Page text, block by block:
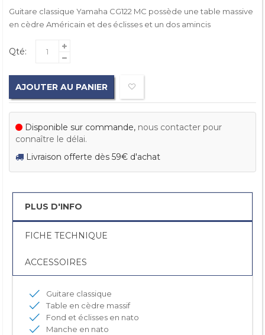
Guitare classique Yamaha CG122 MC possède une table massive
en cèdre Américain et des éclisses et un dos amincis
Qté:
AJOUTER AU PANIER
Disponible sur commande, nous contacter pour
connaître le délai.
Livraison offerte dès 59€ d'achat
PLUS D'INFO
FICHE TECHNIQUE
ACCESSOIRES
Guitare classique
Table en cèdre massif
Fond et éclisses en nato
Manche en nato